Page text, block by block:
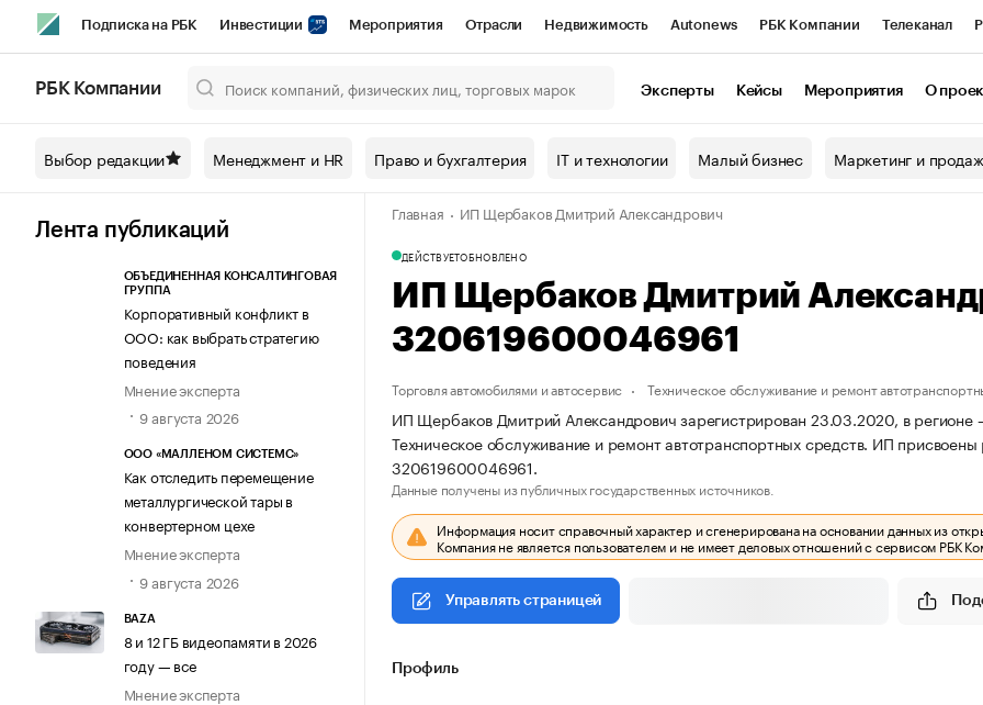
Подписка на РБК Инвестиции Мероприятия Отрасли Недвижимость Autonews РБК Компании Телеканал
Спецпроекты СПб Конференции СПб Спецпроекты Проверка контрагентов
Технологии и медиа Рынок наличной валюты
РБК Компании Эксперты Кейсы Мероприятия О
Выбор редакции Менеджмент и HR Право и бухгалтерия IT и технологии Малый бизнес Маркетинг и
Лента публикаций
ОБЪЕДИНЕННАЯ КОНСАЛТИНГОВАЯ
ГРУППА
Корпоративный конфликт в
ООО: как выбрать стратегию
поведения
Мнение эксперта
9 августа 2026
ООО «МАЛЛЕНОМ СИСТЕМС»
Как отследить перемещение
металлургической тары в
конвертерном цехе
Мнение эксперта
9 августа 2026
BAZA
8 и 12 ГБ видеопамяти в 2026
году — все
Мнение эксперта
Главная ИП Щербаков Дмитрий Александрович
ДЕЙСТВУЕТОБНОВЛЕНО
ИП Щербаков Дмитрий
320619600046961
Торговля автомобилями и автосервис Техническое обслуживание и ремонт
ИП Щербаков Дмитрий Александрович зарегистрирован 23.03.2020, в регионе
Техническое обслуживание и ремонт автотранспортных средств. ИП
320619600046961.
Данные получены из публичных государственных источников.
Информация носит справочный характер и сгенерирована на основании данных из
Компания не является пользователем и не имеет деловых отношений с сервисом РБК
Управлять страницей
Профиль